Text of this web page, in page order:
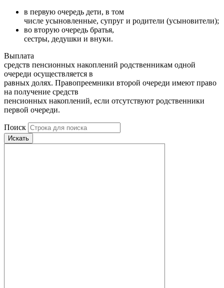
в первую очередь дети, в том
числе усыновленные, супруг и родители (усыновители);
во вторую очередь братья,
сестры, дедушки и внуки.
Выплата
средств пенсионных накоплений родственникам одной
очереди осуществляется в
равных долях. Правопреемники второй очереди имеют право
на получение средств
пенсионных накоплений, если отсутствуют родственники
первой очереди.
Поиск
Искать